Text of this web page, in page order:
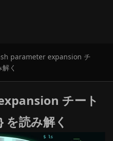
parameter expansion チ
く
チート
読み解く